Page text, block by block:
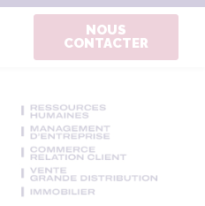
NOUS
CONTACTER